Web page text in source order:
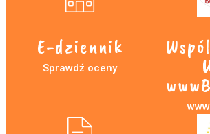
E-dziennik
Sprawdź oceny